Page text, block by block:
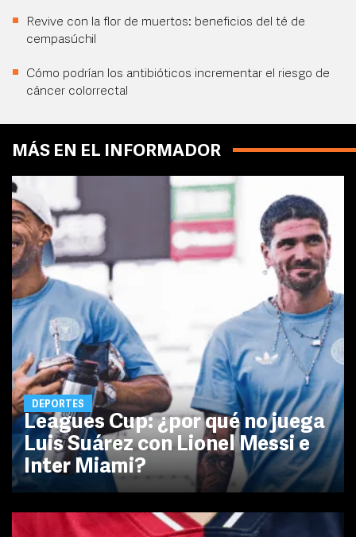
Revive con la flor de muertos: beneficios del té de
cempasúchil
Cómo podrían los antibióticos incrementar el riesgo de
cáncer colorrectal
MÁS EN EL INFORMADOR
DEPORTES
Leagues Cup: ¿por qué no juega
Luis Suárez con Lionel Messi e
Inter Miami?